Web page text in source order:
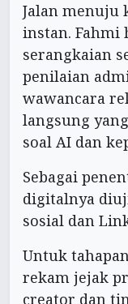
Jalan menuju
instan. Fahmi
serangkaian
penilaian
wawancara
langsung
soal AI dan
Sebagai
digitalnya
sosial dan
Untuk
rekam jejak
creator dan